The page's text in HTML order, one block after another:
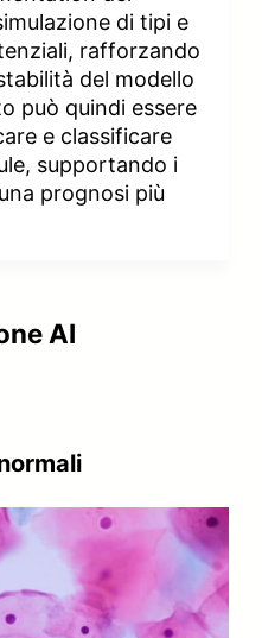
di tipi e
rafforzando
del modello
può quindi essere
e classificare
supportando i
prognosi più
AI